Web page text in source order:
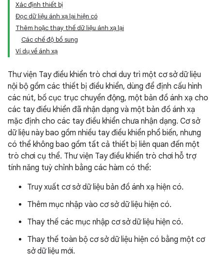
Xác định thiết bị
Đọc dữ liệu ánh xạ lại hiện có
Thêm hoặc thay thế dữ liệu ánh xạ lại
Các chế độ bổ sung
Ví dụ về ánh xạ
Thư viện Tay điều khiển trò chơi duy trì một cơ sở dữ liệu
nội bộ gồm các thiết bị điều khiển, dùng để định cấu hình
các nút, bố cục trục chuyển động, một bản đồ ánh xạ cho
các tay điều khiển đã nhận dạng và một bản đồ ánh xạ
mặc định cho các tay điều khiển chưa nhận dạng. Cơ sở
dữ liệu này bao gồm nhiều tay điều khiển phổ biến, nhưng
có thể không bao gồm tất cả thiết bị liên quan đến một
trò chơi cụ thể. Thư viện Tay điều khiển trò chơi hỗ trợ
tính năng tuỳ chỉnh bằng các hàm có thể:
Truy xuất cơ sở dữ liệu bản đồ ánh xạ hiện có.
Thêm mục nhập vào cơ sở dữ liệu hiện có.
Thay thế các mục nhập cơ sở dữ liệu hiện có.
Thay thế toàn bộ cơ sở dữ liệu hiện có bằng một cơ
sở dữ liệu mới.